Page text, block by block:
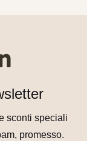
sconti speciali
promesso.